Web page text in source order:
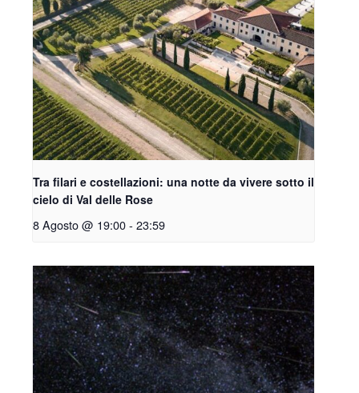
Tra filari e costellazioni: una notte da vivere sotto il
cielo di Val delle Rose
8 Agosto @ 19:00- 23:59